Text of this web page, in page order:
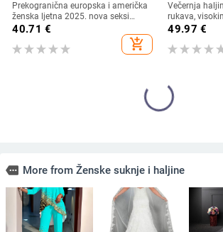
Prekogranična europska i američka
ženska ljetna 2025. nova seksi
haljina s V-izrezom i kratkim
cvjetnim uzorkom s Amazon
40.71 €
add_shopping_cart
Večernja
rukava,
swing kroj,
49.97 €
more More from Ženske suknje i haljine